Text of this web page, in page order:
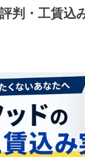
判・工賃込